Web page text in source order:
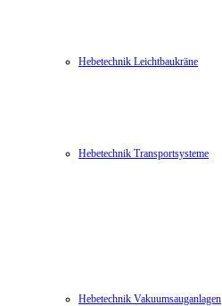
Hebetechnik Leichtbaukräne
Hebetechnik Transportsysteme
Hebetechnik Vakuumsauganlagen